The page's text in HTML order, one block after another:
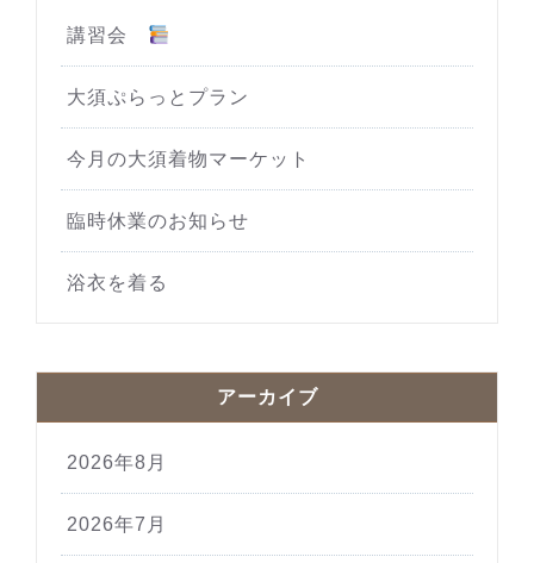
講習会
大須ぷらっとプラン
今月の大須着物マーケット
臨時休業のお知らせ
浴衣を着る
アーカイブ
2026年8月
2026年7月